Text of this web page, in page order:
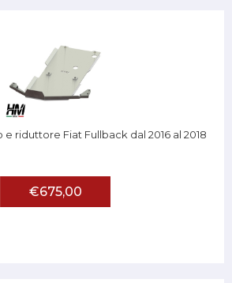
riduttore Fiat Fullback dal 2016 al 2018
€675,00